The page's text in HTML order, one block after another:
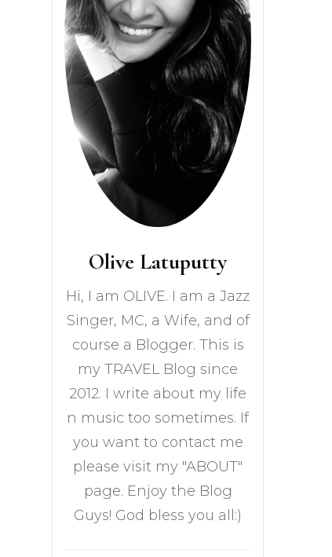
Olive Latuputty
Hi, I am OLIVE. I am a Jazz
Singer, MC, a Wife, and of
course a Blogger. This is
my TRAVEL Blog since
2012. I write about my life
n music too sometimes. If
you want to contact me
please visit my "ABOUT"
page. Enjoy the Blog
Guys! God bless you all:)